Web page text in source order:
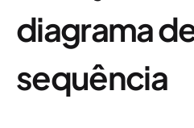
diagrama
sequência